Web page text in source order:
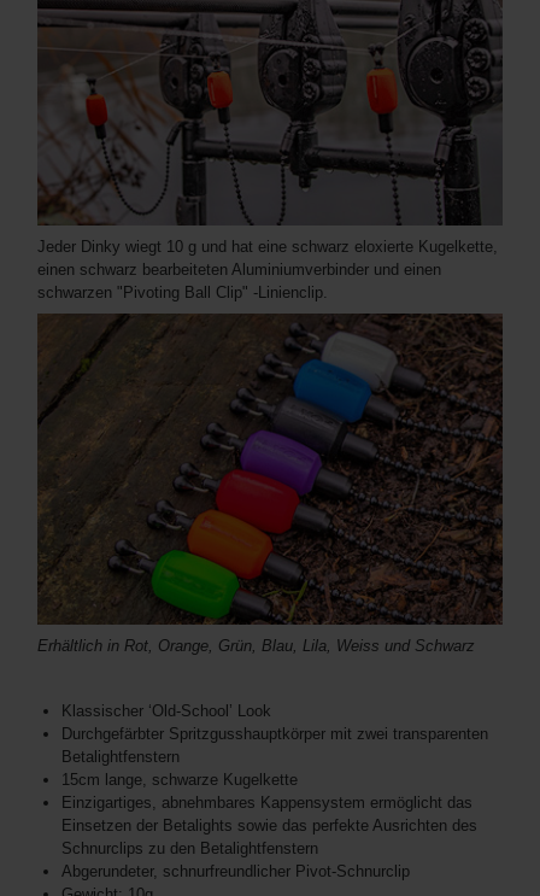
Jeder Dinky wiegt 10 g und hat eine schwarz eloxierte Kugelkette,
einen schwarz bearbeiteten Aluminiumverbinder und einen
schwarzen "Pivoting Ball Clip" -Linienclip.
Erhältlich in Rot, Orange, Grün, Blau, Lila, Weiss und Schwarz
Klassischer ‘Old-School’ Look
Durchgefärbter Spritzgusshauptkörper mit zwei transparenten
Betalightfenstern
15cm lange, schwarze Kugelkette
Einzigartiges, abnehmbares Kappensystem ermöglicht das
Einsetzen der Betalights sowie das perfekte Ausrichten des
Schnurclips zu den Betalightfenstern
Abgerundeter, schnurfreundlicher Pivot-Schnurclip